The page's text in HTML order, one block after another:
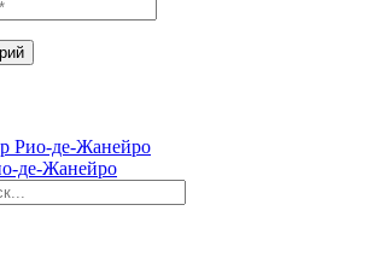
Рио-де-Жанейро
де-Жанейро